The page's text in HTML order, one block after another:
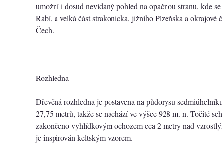
umožní i dosud nevídaný pohled na opačnou stranu, kde
Rabí, a velká část strakonicka, jižního Plzeňska a okrajové
Čech.
Rozhledna
Dřevěná rozhledna je postavena na půdorysu
27,75 metrů, takže se nachází ve výšce 928 m. n. Točité
zakončeno vyhlídkovým ochozem cca 2 metry nad
je inspirován keltským vzorem.